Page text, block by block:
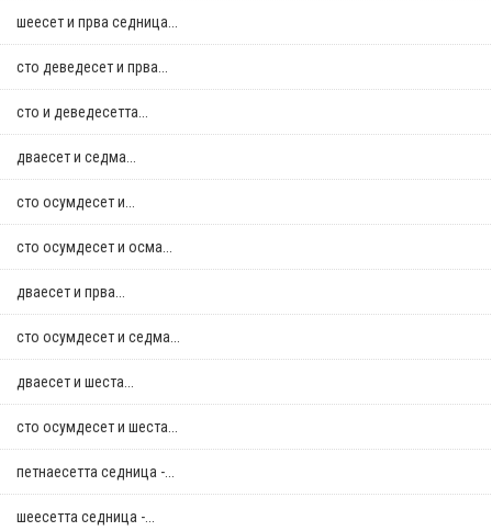
шеесет и прва седница...
сто деведесет и прва...
сто и деведесетта...
дваесет и седма...
сто осумдесет и...
сто осумдесет и осма...
дваесет и прва...
сто осумдесет и седма...
дваесет и шеста...
сто осумдесет и шеста...
петнаесетта седница -...
шеесетта седница -...